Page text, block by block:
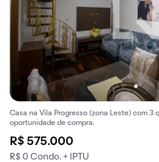
Casa na Vila Progresso (zona Leste) com 3
oportunidade de compra.
R$ 575.000
R$ 0 Condo. + IPTU